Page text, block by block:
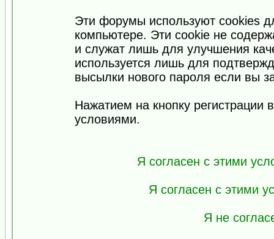
Эти форумы используют cookies
компьютере. Эти cookie не
и служат лишь для улучшения
используется лишь для
высылки нового пароля если вы
Нажатием на кнопку регистрации
условиями.
Я согласен с этими
Я согласен с этими
Я не